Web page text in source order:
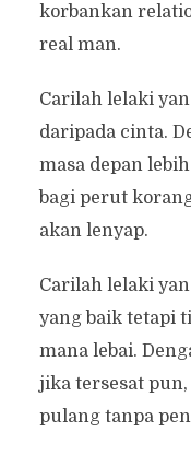
korbankan
real man.
Carilah lelaki
daripada cinta.
masa depan
bagi perut
akan lenyap.
Carilah lelaki
yang baik tetapi
mana lebai.
jika tersesat
pulang tanpa